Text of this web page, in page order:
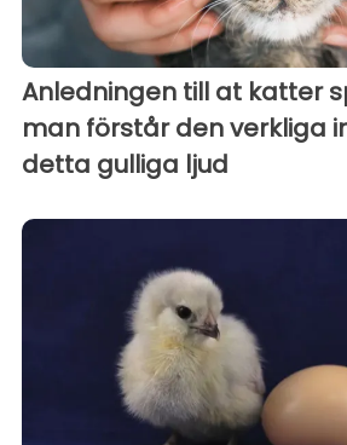
Anledningen till at katter
man förstår den verkliga
detta gulliga ljud